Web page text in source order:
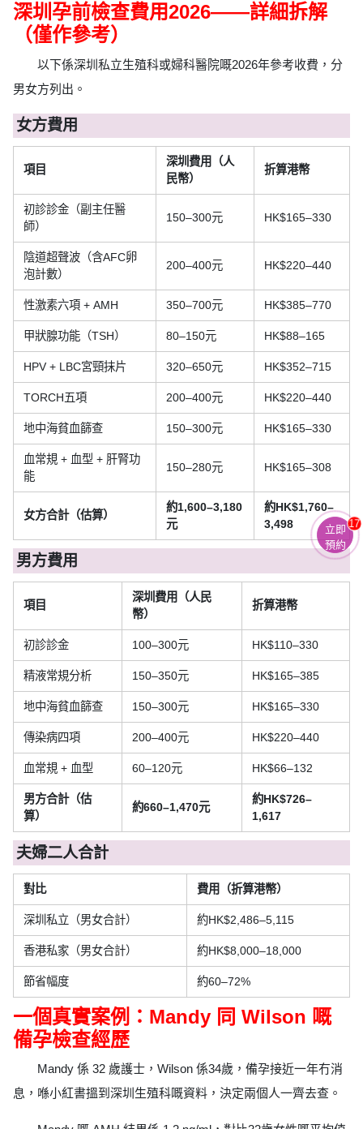
深圳孕前檢查費用2026——詳細拆解
（僅作參考）
以下係深圳私立生殖科或婦科醫院嘅2026年參考收費，分
男女方列出。
女方費用
項目
深圳費用（人
民幣）
折算港幣
初診診金（副主任醫
師）
150–300元 HK$165–330
陰道超聲波（含AFC卵
泡計數）
200–400元 HK$220–440
性激素六項 + AMH 350–700元 HK$385–770
甲狀腺功能（TSH） 80–150元 HK$88–165
HPV + LBC宮頸抹片 320–650元 HK$352–715
TORCH五項 200–400元 HK$220–440
地中海貧血篩查 150–300元 HK$165–330
血常規 + 血型 + 肝腎功
能
150–280元 HK$165–308
女方合計（估算）
約1,600–3,180
元
約HK$1,760–
3,498
男方費用
項目
深圳費用（人民
幣）
折算港幣
初診診金 100–300元 HK$110–330
精液常規分析 150–350元 HK$165–385
地中海貧血篩查 150–300元 HK$165–330
傳染病四項 200–400元 HK$220–440
血常規 + 血型 60–120元 HK$66–132
男方合計（估
算）
約660–1,470元
約HK$726–
1,617
夫婦二人合計
對比 費用（折算港幣）
深圳私立（男女合計） 約HK$2,486–5,115
香港私家（男女合計） 約HK$8,000–18,000
節省幅度 約60–72%
一個真實案例：Mandy 同 Wilson 嘅
備孕檢查經歷
Mandy 係 32 歲護士，Wilson 係34歲，備孕接近一年冇消
息，喺小紅書搵到深圳生殖科嘅資料，決定兩個人一齊去查。
立即
預約
17